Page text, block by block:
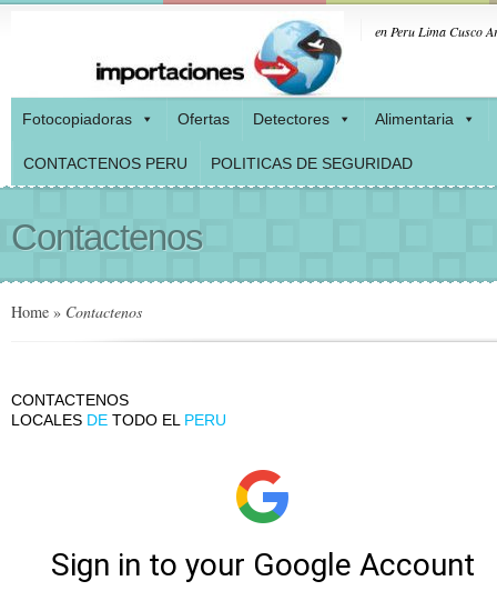
en Peru Lima Cusco
Fotocopiadoras Ofertas Detectores Alimentaria
CONTACTENOS PERU POLITICAS DE SEGURIDAD
Contactenos
Home » Contactenos
CONTACTENOS
LOCALES DE TODO EL PERU